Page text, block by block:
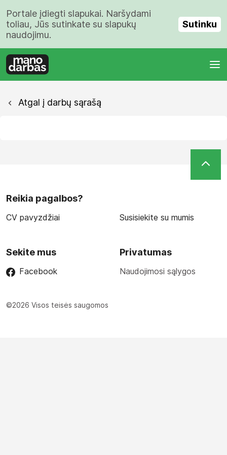
Portale įdiegti slapukai. Naršydami
toliau, Jūs sutinkate su slapukų
naudojimu.
Sutinku
Atgal į darbų sąrašą
Reikia pagalbos?
CV pavyzdžiai Susisiekite su mumis
Sekite mus
Facebook
Privatumas
Naudojimosi sąlygos
©2026 Visos teisės saugomos